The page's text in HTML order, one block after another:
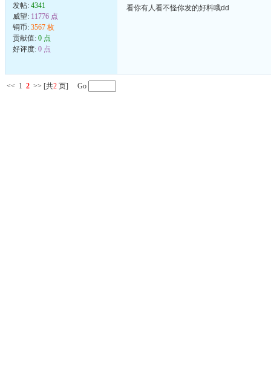
发帖: 4341
威望: 11776 点
铜币: 3567 枚
贡献值: 0 点
好评度: 0 点
看你有人看不怪你发的好料哦dd
<< 1 2 >> [共2 页] Go